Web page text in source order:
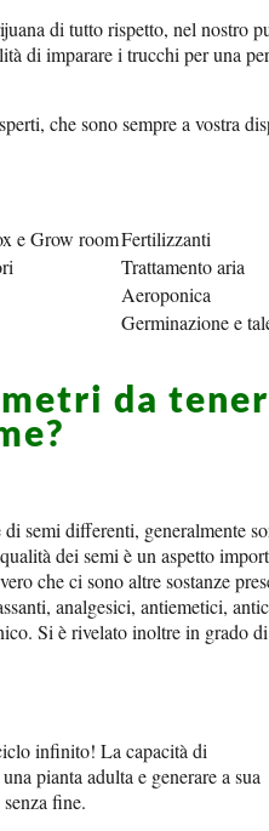
di tutto rispetto, nel nostro
di imparare i trucchi per una
che sono sempre a vostra
e Grow roomFertilizzanti
Trattamento aria
Aeroponica
Germinazione e
da
semi differenti, generalmente
dei semi è un aspetto
che ci sono altre sostanze
analgesici, antiemetici,
Si è rivelato inoltre in grado
infinito! La capacità di
pianta adulta e generare a sua
fine.